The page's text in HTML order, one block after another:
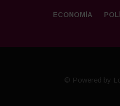
ECONOMÍA
© Powered by